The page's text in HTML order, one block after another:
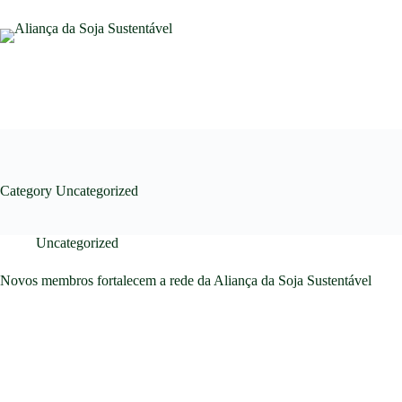
Category Uncategorized
Uncategorized
Novos membros fortalecem a rede da Aliança da Soja Sustentável